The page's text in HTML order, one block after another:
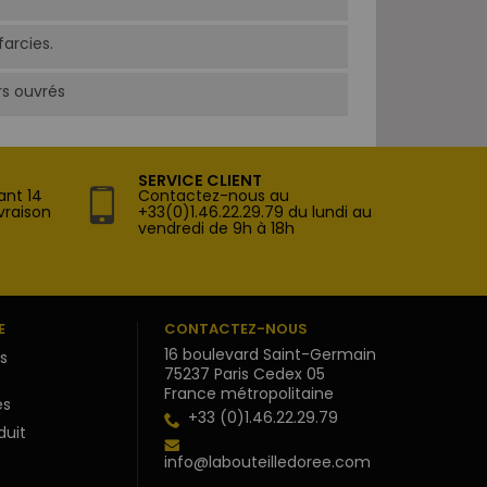
ouvrés
14
SERVICE CLIENT
Contactez-nous au
+33(0)1.46.22.29.79 du lundi au
vendredi de 9h à 18h
CONTACTEZ-NOUS
16 boulevard Saint-Germain
75237 Paris Cedex 05
France métropolitaine
+33 (0)1.46.22.29.79
info@labouteilledoree.com